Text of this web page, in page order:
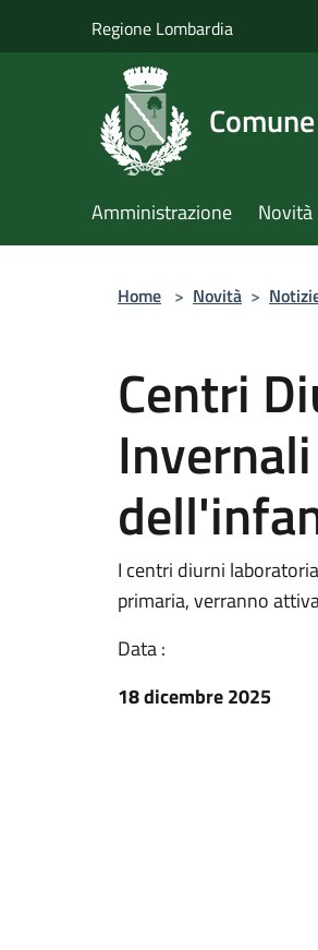
Regione Lombardia
Amministrazione Novità
Home > Novità >
Centri
I centri diurni
primaria, verranno
Data :
18 dicembre 2025